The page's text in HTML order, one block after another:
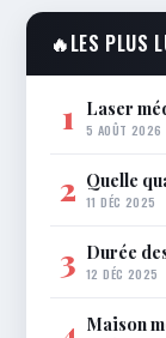
🔥LES PLUS
1 Laser
5 AOÛT 2026
2 Quelle
11 DÉC 2025
3 Durée
12 DÉC 2025
Maison